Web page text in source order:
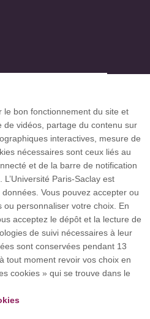
d’avenir (CGI)
publics internationaux
coordonne l'Alliance
est membre des réseaux
CESAER, EUA, EUF,
le bon fonctionnement du site et
de vidéos, partage du contenu sur
interactives, mesure de
nécessaires sont ceux liés au
et de la barre de notification
Paris-Saclay est
Vous pouvez accepter ou
ou personnaliser votre choix. En
acceptez le dépôt et la lecture de
de suivi nécessaires à leur
sont conservées pendant 13
tout moment revoir vos choix en
cookies » qui se trouve dans le